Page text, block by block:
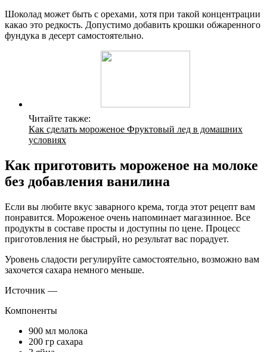
Шоколад может быть с орехами, хотя при такой концентрации
какао это редкость. Допустимо добавить крошки обжаренного
фундука в десерт самостоятельно.
Читайте также:
Как сделать мороженое Фруктовый лед в домашних
условиях
Как приготовить мороженое на молоке
без добавления ванилина
Если вы любите вкус заварного крема, тогда этот рецепт вам
понравится. Мороженое очень напоминает магазинное. Все
продукты в составе просты и доступны по цене. Процесс
приготовления не быстрый, но результат вас порадует.
Уровень сладости регулируйте самостоятельно, возможно вам
захочется сахара немного меньше.
Источник —
Компоненты
900 мл молока
200 гр сахара